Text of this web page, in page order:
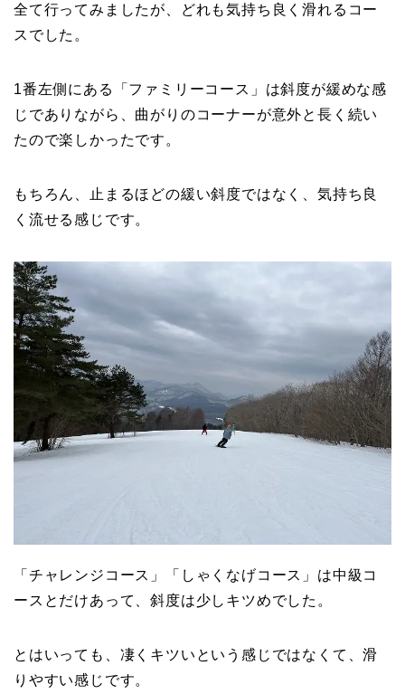
全て行ってみましたが、どれも気持ち良く滑れるコー
スでした。
1番左側にある「ファミリーコース」は斜度が緩めな感
じでありながら、曲がりのコーナーが意外と長く続い
たので楽しかったです。
もちろん、止まるほどの緩い斜度ではなく、気持ち良
く流せる感じです。
「チャレンジコース」「しゃくなげコース」は中級コ
ースとだけあって、斜度は少しキツめでした。
とはいっても、凄くキツいという感じではなくて、滑
りやすい感じです。